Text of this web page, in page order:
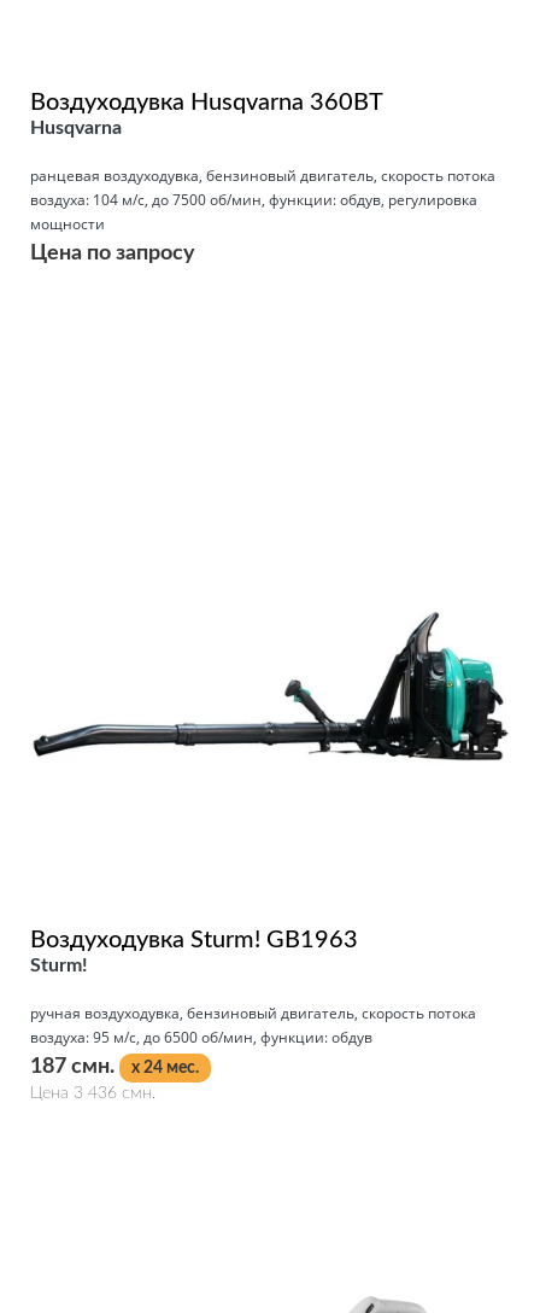
Воздуходувка Husqvarna 360BT
Husqvarna
ранцевая воздуходувка, бензиновый двигатель, скорость потока
воздуха: 104 м/с, до 7500 об/мин, функции: обдув, регулировка
мощности
Цена по запросу
Воздуходувка Sturm! GB1963
Sturm!
ручная воздуходувка, бензиновый двигатель, скорость потока
воздуха: 95 м/с, до 6500 об/мин, функции: обдув
187 смн.
x 24 мес.
Цена 3 436 смн.